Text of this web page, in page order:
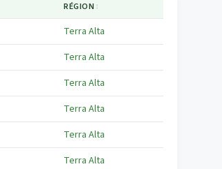
RÉGION ↕
Terra Alta
Terra Alta
Terra Alta
Terra Alta
Terra Alta
Terra Alta